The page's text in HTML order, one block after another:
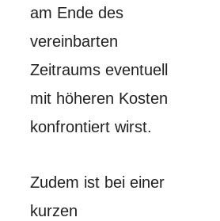
am Ende des
vereinbarten
Zeitraums eventuell
mit höheren Kosten
konfrontiert wirst.
Zudem ist bei einer
kurzen